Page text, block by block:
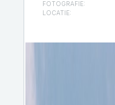
FOTOGRAFIE:
LOCATIE: